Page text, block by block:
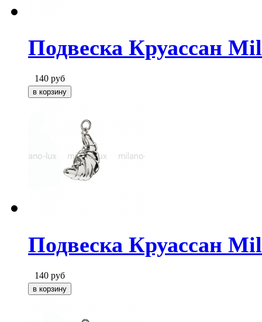
Подвеска Круассан
140 руб
Подвеска Круассан
140 руб